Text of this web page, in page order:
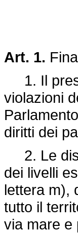
Art. 1.
1. Il
violazioni
diritti dei
2. Le
dei livelli
lettera m),
tutto il
via mare e